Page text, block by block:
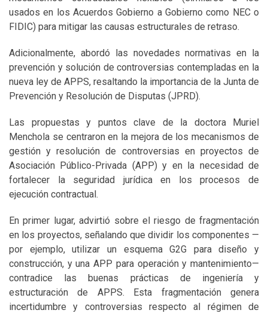
usados en los Acuerdos Gobierno a Gobierno como NEC o
FIDIC) para mitigar las causas estructurales de retraso.
Adicionalmente, abordó las novedades normativas en la
prevención y solución de controversias contempladas en la
nueva ley de APPS, resaltando la importancia de la Junta de
Prevención y Resolución de Disputas (JPRD).
Las propuestas y puntos clave de la doctora Muriel
Menchola se centraron en la mejora de los mecanismos de
gestión y resolución de controversias en proyectos de
Asociación Público-Privada (APP) y en la necesidad de
fortalecer la seguridad jurídica en los procesos de
ejecución contractual.
En primer lugar, advirtió sobre el riesgo de fragmentación
en los proyectos, señalando que dividir los componentes —
por ejemplo, utilizar un esquema G2G para diseño y
construcción, y una APP para operación y mantenimiento—
contradice las buenas prácticas de ingeniería y
estructuración de APPS. Esta fragmentación genera
incertidumbre y controversias respecto al régimen de